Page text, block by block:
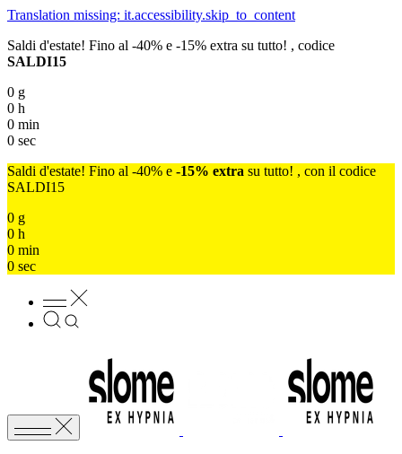
Translation missing: it.accessibility.skip_to_content
Saldi d'estate! Fino al -40% e -15% extra su tutto! , codice
SALDI15
0 g
0 h
0 min
0 sec
Saldi d'estate! Fino al -40% e -15% extra su tutto! , con il codice
SALDI15
0 g
0 h
0 min
0 sec